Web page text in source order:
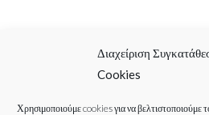
Διαχείριση
Cookies
Χρησιμοποιούμε cookies για να βελτιστοποιούμε